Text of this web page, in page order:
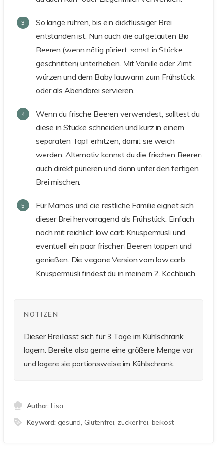
So lange rühren, bis ein dickflüssiger Brei
entstanden ist. Nun auch die aufgetauten Bio
Beeren (wenn nötig püriert, sonst in Stücke
geschnitten) unterheben. Mit Vanille oder Zimt
würzen und dem Baby lauwarm zum Frühstück
oder als Abendbrei servieren.
Wenn du frische Beeren verwendest, solltest du
diese in Stücke schneiden und kurz in einem
separaten Topf erhitzen, damit sie weich
werden. Alternativ kannst du die frischen Beeren
auch direkt pürieren und dann unter den fertigen
Brei mischen.
Für Mamas und die restliche Familie eignet sich
dieser Brei hervorragend als Frühstück. Einfach
noch mit reichlich low carb Knuspermüsli und
eventuell ein paar frischen Beeren toppen und
genießen. Die vegane Version vom low carb
Knuspermüsli findest du in meinem 2. Kochbuch.
NOTIZEN
Dieser Brei lässt sich für 3 Tage im Kühlschrank
lagern. Bereite also gerne eine größere Menge vor
und lagere sie portionsweise im Kühlschrank.
Author:Lisa
Keyword: gesund, Glutenfrei, zuckerfrei, beikost